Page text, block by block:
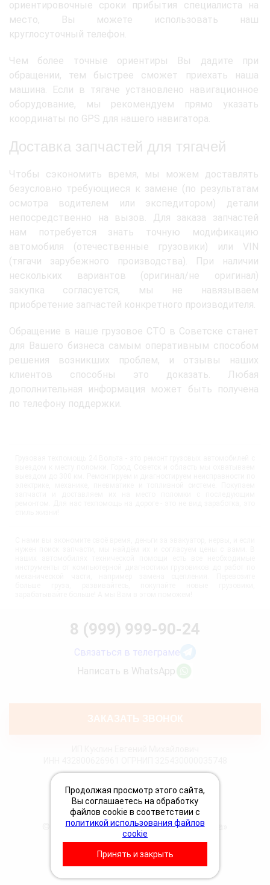
ориентировочные сроки прибытия специалиста на
место, Вы можете использовать наш
круглосуточный телефон.
Чем более точные ориентиры Вы дадите при
обращении, тем быстрее сможет приехать наша
машина. Если в тягаче установлено навигационное
оборудование, мы рекомендуем прямо указать
координаты по GPS для нашего навигатора.
Доставка запчастей для тягачей
Чтобы сэкономить время, мы можем доставлять
безусловно требующиеся к замене (по результатам
осмотра водителем или экспедитором) детали
непосредственно на вызов. Для заказа запчастей
нам потребуется знать точную модификацию
автомобиля (отечественные грузовики) или VIN
(тягачи зарубежного производства). При наличии
нескольких вариантов (оригинал/не оригинал)
закупка согласуется, мы не навязываем
приобретение запчастей конкретного производителя.
Обращение в наше грузовое СТО в Советске станет
для Вашего бизнеса самым оперативным способом
решения возникших проблем, и отзывы наших
клиентов способны это доказать. Любая
дополнительная информация может быть получена
по телефону поддержки.
Политика Cookies
Пользовательское соглашение
© 2026 «Грузовая техпомощь 24 Вольта»
8 (999) 999-90-24
Связаться в телеграме
Написать в WhatsApp
ЗАКАЗАТЬ ЗВОНОК
Продолжая просмотр этого сайта,
Вы соглашаетесь на обработку
файлов cookie в соответствии с
политикой использования файлов
cookie
Принять и закрыть